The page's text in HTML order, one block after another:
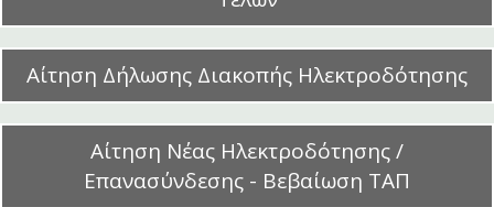
Αίτηση Δήλωσης Διακοπής Ηλεκτροδότησης
Αίτηση Νέας Ηλεκτροδότησης /
Επανασύνδεσης - Βεβαίωση ΤΑΠ